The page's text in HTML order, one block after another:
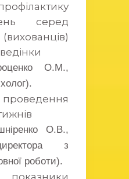
серед
О.М.,
О.В.,
з
роботи).